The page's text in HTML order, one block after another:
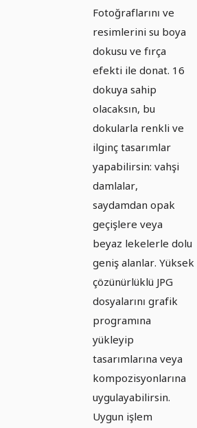
Sürüm 11
Fotoğraflarını ve
resimlerini su boya
dokusu ve fırça
efekti ile donat. 16
dokuya sahip
olacaksın, bu
dokularla renkli ve
ilginç tasarımlar
yapabilirsin: vahşi
damlalar,
saydamdan opak
geçişlere veya
beyaz lekelerle dolu
geniş alanlar. Yüksek
çözünürlüklü JPG
dosyalarını grafik
programına
yükleyip
tasarımlarına veya
kompozisyonlarına
uygulayabilirsin.
Uygun işlem